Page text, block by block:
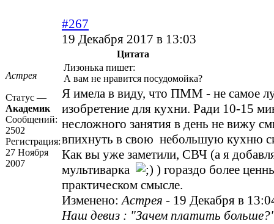
Астрея
Статус —
Академик
Сообщений:
2502
Регистрация:
27 Ноября
2007
#267
19 Декабря 2017 в 13:03
Цитата
Лизонька пишет:
А вам не нравится посудомойка?
Я имела в виду, что ПММ - не самое
изобретение для кухни. Ради 10-15
несложного занятия в день не вижу
впихнуть в свою небольшую кухню
Как вы уже заметили, СВЧ (а я
мультиварка
) гораздо более
практическом смысле.
Изменено:Астрея - 19 Декабря в
Наш девиз : "Зачем платить